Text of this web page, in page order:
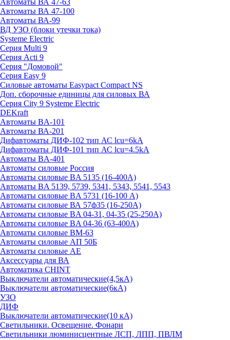
Автоматы ВА 47-63
Автоматы ВА 47-100
Автоматы ВА-99
ВД УЗО (блоки утечки тока)
Systeme Electric
Серия Multi 9
Серия Acti 9
Серия "Домовой"
Серия Easy 9
Силовые автоматы Easypact Compact NS
Доп. сборочные единицы для силовых ВА
Серия City 9 Systeme Electric
DEKraft
Автоматы BA-101
Автоматы ВА-201
Дифавтоматы ДИФ-102 тип АС lcu=6kA
Дифавтоматы ДИФ-101 тип АС lcu=4.5kA
Автоматы BA-401
Автоматы силовые Россия
Автоматы силовые BA 5135 (16-400А)
Автоматы BA 5139, 5739, 5341, 5343, 5541, 5543
Автоматы силовые BA 5731 (16-100 А)
Автоматы силовые ВА 57ф35 (16-250А)
Автоматы силовые BA 04-31, 04-35 (25-250А)
Автоматы силовые BA 04-36 (63-400А)
Автоматы силовые ВМ-63
Автоматы силовые АП 50Б
Автоматы силовые АЕ
Аксессуары для ВА
Автоматика CHINT
Выключатели автоматические(4,5кА)
Выключатели автоматические(6кА)
УЗО
ДИФ
Выключатели автоматические(10 кА)
Светильники. Освещение. Фонари
Светильники люминисцентные ЛСП, ЛПП, ПВЛМ